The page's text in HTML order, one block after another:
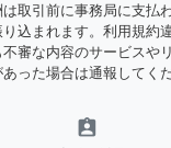
は取引前に事務局に支払
り込まれます。利用規約
不審な内容のサービスや
あった場合は通報してくだ
assignment_ind